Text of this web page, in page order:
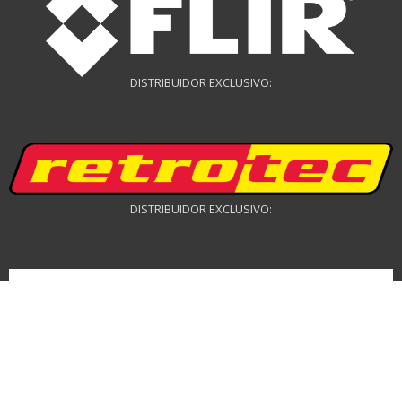
DISTRIBUIDOR EXCLUSIVO:
DISTRIBUIDOR EXCLUSIVO: